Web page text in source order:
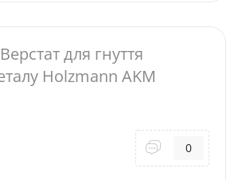
Верстат для гнуття
Holzmann AKM
0